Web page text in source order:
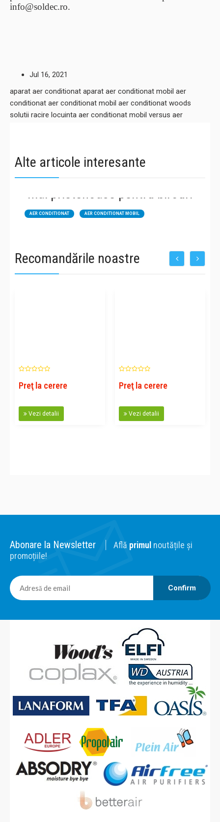
info@soldec.ro.
Jul 16, 2021
aparat aer conditionat aparat aer conditionat mobil aer
conditionat aer conditionat mobil aer conditionat woods
solutii racire locuinta aer conditionat mobil versus aer
Alte articole interesante
AER CONDITIONAT AER CONDITIONAT MOBIL
Aparatele de aer condiționat mobil,
mai prietenoase pentru birouri
Recomandările noastre
Preţ la cerere
Vezi detalii
Preţ la cerere
Vezi detalii
Abonare la Newsletter Află primul noutățile și
promoțiile!
Confirm